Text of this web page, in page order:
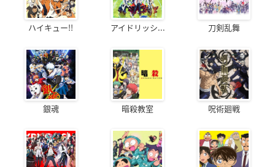
ハイキュー!! アイドリッシ... 刀剣乱舞
銀魂 暗殺教室 呪術廻戦